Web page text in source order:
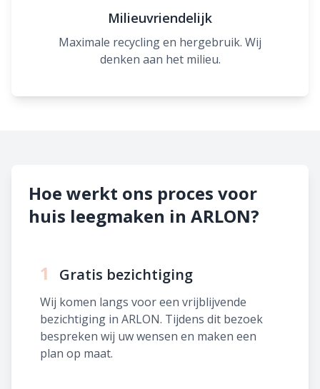
Milieuvriendelijk
Maximale recycling en hergebruik. Wij
denken aan het milieu.
Hoe werkt ons proces voor
huis leegmaken in ARLON?
1 Gratis bezichtiging
Wij komen langs voor een vrijblijvende
bezichtiging in ARLON. Tijdens dit bezoek
bespreken wij uw wensen en maken een
plan op maat.